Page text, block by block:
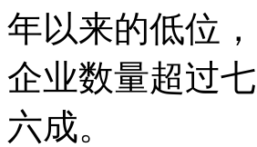
年以来的低位
企业数量超过
六成。